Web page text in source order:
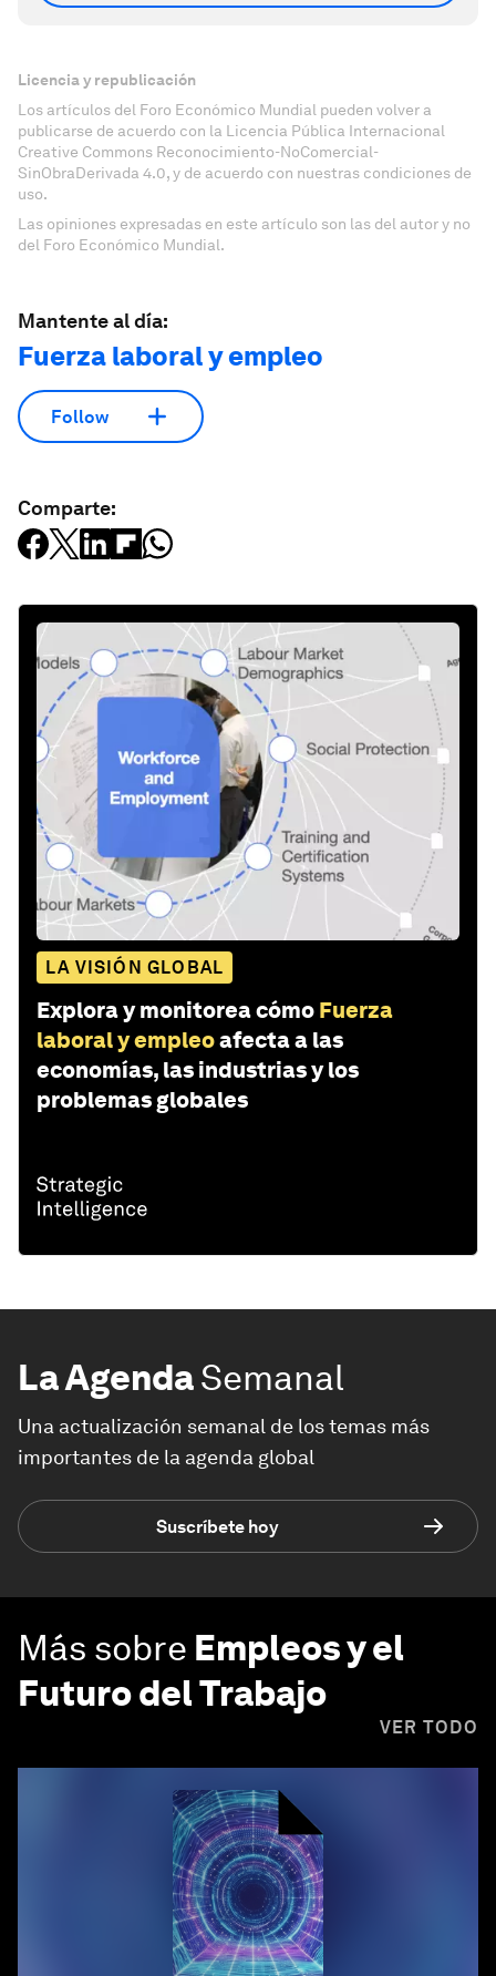
Licencia y republicación
Los artículos del Foro Económico Mundial pueden volver a
publicarse de acuerdo con la Licencia Pública Internacional
Creative Commons Reconocimiento-NoComercial-
SinObraDerivada 4.0, y de acuerdo con nuestras condiciones de
uso.
Las opiniones expresadas en este artículo son las del autor y no
del Foro Económico Mundial.
Mantente al día:
Fuerza laboral y empleo
Follow
Comparte:
LA VISIÓN GLOBAL
Explora y monitorea cómo Fuerza
laboral y empleoafecta a las
economías, las industrias y los
problemas globales
La AgendaSemanal
Una actualización semanal de los temas más
importantes de la agenda global
Suscríbete hoy
Más sobre Empleos y el
Futuro del Trabajo
VER TODO